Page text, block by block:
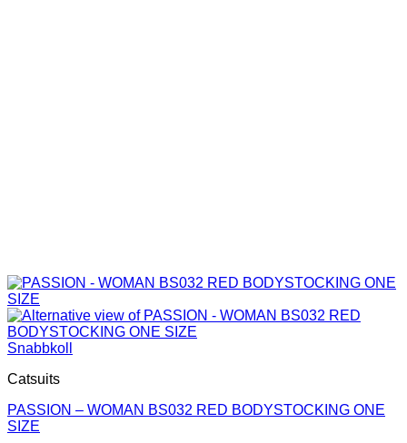
Snabbkoll
Catsuits
PASSION – WOMAN BS032 RED BODYSTOCKING ONE
SIZE